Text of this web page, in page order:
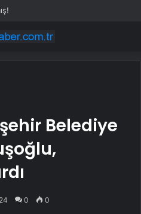
Belediye
0 0